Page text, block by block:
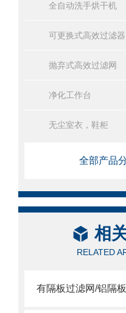
全自动洗手烘干机
可更换式高效过滤器
抛弃式高效过滤网
净化工作台
无尘室衣，鞋柜
全部产品
相
RELATED
有隔板过滤网/铝隔